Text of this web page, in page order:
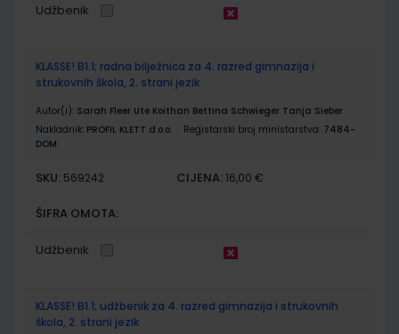
Udžbenik
KLASSE! B1.1; radna bilježnica za 4. razred gimnazija i
strukovnih škola, 2. strani jezik
Autor(i): Sarah Fleer Ute Koithan Bettina Schwieger Tanja Sieber
Nakladnik: PROFIL KLETT d.o.o. Registarski broj ministarstva: 7484-
DOM
SKU: 569242 CIJENA: 16,00 €
ŠIFRA OMOTA:
Udžbenik
KLASSE! B1.1; udžbenik za 4. razred gimnazija i strukovnih
škola, 2. strani jezik